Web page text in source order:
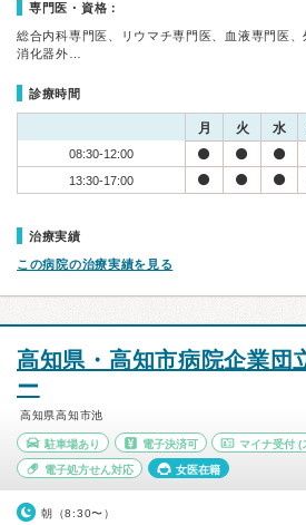
専門医・資格：
総合内科専門医、リウマチ専門医、血液専門医、
消化器外…
診療時間
月 火 水
08:30-12:00
13:30-17:00
治療実績
この病院の治療実績を見る
高知県・高知市病院企業団
ー
高知県高知市池
駐車場あり 電子決済可 マイナ受付 (
電子処方せん対応 女医在籍
朝（8:30〜）